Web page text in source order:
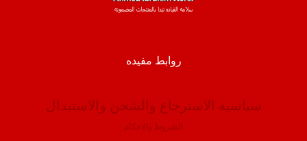
روابط مفيده
سياسيه الاسترجاع والشحن والاستبدال
الشروط والاحكام